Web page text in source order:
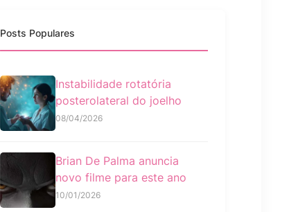
Posts Populares
Instabilidade rotatória
posterolateral do joelho
08/04/2026
Brian De Palma anuncia
novo filme para este ano
10/01/2026